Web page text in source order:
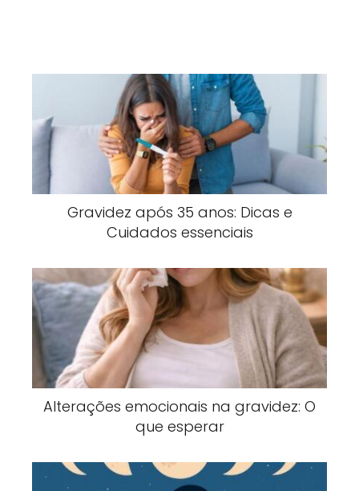
Gravidez após 35 anos: Dicas e
Cuidados essenciais
Alterações emocionais na gravidez: O
que esperar